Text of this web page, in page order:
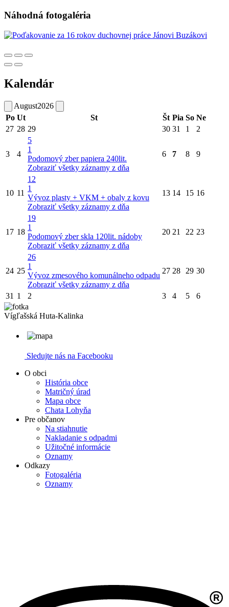
Náhodná fotogaléria
Kalendár
August2026
Po Ut St Št Pia So Ne
27 28 29 30 31 1 2
3 4
5
1
Podomový zber papiera 240lit.
Zobraziť všetky záznamy z dňa
6 7 8 9
10 11
12
1
Vývoz plasty + VKM + obaly z kovu
Zobraziť všetky záznamy z dňa
13 14 15 16
17 18
19
1
Podomový zber skla 120lit. nádoby
Zobraziť všetky záznamy z dňa
20 21 22 23
24 25
26
1
Vývoz zmesového komunálneho odpadu
Zobraziť všetky záznamy z dňa
27 28 29 30
31 1 2 3 4 5 6
Vígľašská Huta-Kalinka
Sledujte nás na Facebooku
O obci
História obce
Matričný úrad
Mapa obce
Chata Lohyňa
Pre občanov
Na stiahnutie
Nakladanie s odpadmi
Užitočné informácie
Oznamy
Odkazy
Fotogaléria
Oznamy